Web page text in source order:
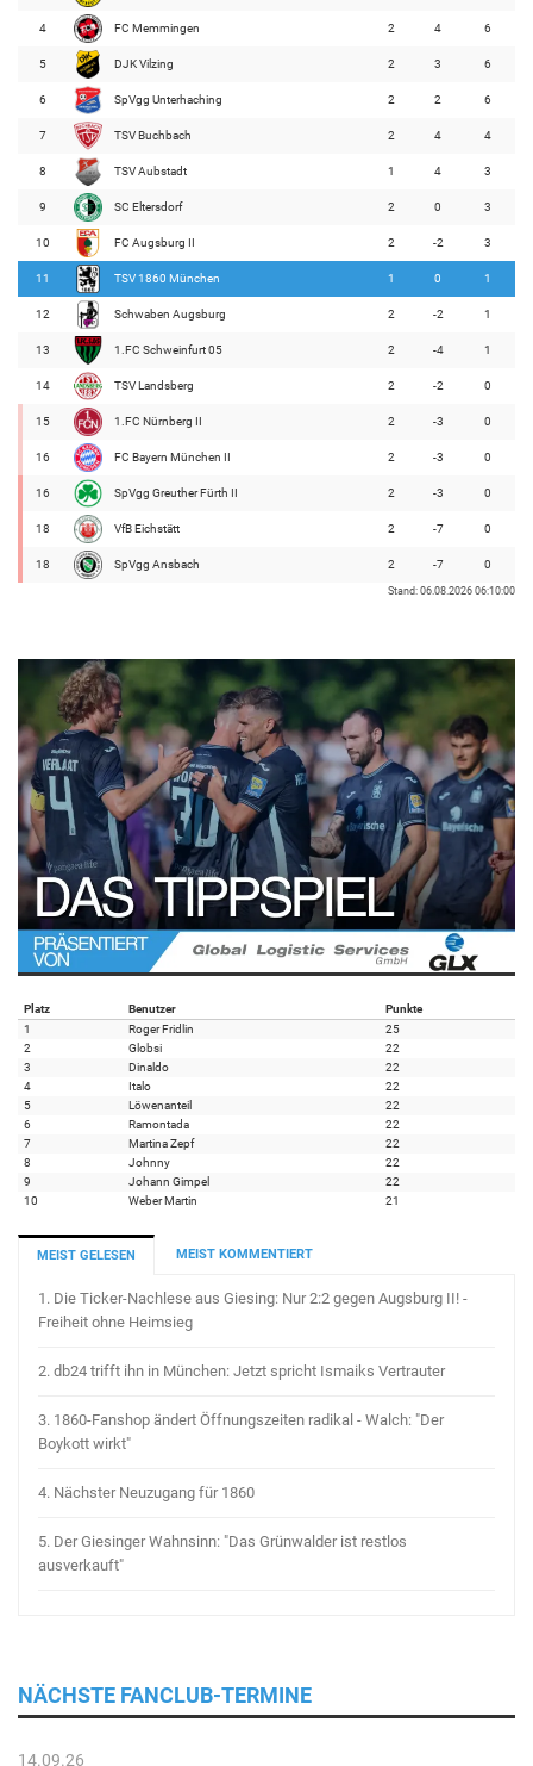
4 FC Memmingen 2 4 6
5 DJK Vilzing 2 3 6
6 SpVgg Unterhaching 2 2 6
7 TSV Buchbach 2 4 4
8 TSV Aubstadt 1 4 3
9 SC Eltersdorf 2 0 3
10 FC Augsburg II 2 -2 3
11 TSV 1860 München 1 0 1
12 Schwaben Augsburg 2 -2 1
13 1.FC Schweinfurt 05 2 -4 1
14 TSV Landsberg 2 -2 0
15 1.FC Nürnberg II 2 -3 0
16 FC Bayern München II 2 -3 0
16 SpVgg Greuther Fürth II 2 -3 0
18 VfB Eichstätt 2 -7 0
18 SpVgg Ansbach 2 -7 0
Stand: 06.08.2026 06:10:00
Platz Benutzer
Punkte
1
Roger Fridlin
25
2
Globsi
22
3
Dinaldo
22
4
Italo
22
5
Löwenanteil
22
6
Ramontada
22
7
Martina Zepf
22
8
Johnny
22
9
Johann Gimpel
22
10
Weber Martin 21
MEIST GELESEN MEIST KOMMENTIERT
1. Die Ticker-Nachlese aus Giesing: Nur 2:2 gegen Augsburg II! -
Freiheit ohne Heimsieg
2. db24 trifft ihn in München: Jetzt spricht Ismaiks Vertrauter
3. 1860-Fanshop ändert Öffnungszeiten radikal - Walch: "Der
Boykott wirkt"
4. Nächster Neuzugang für 1860
5. Der Giesinger Wahnsinn: "Das Grünwalder ist restlos
ausverkauft"
NÄCHSTE FANCLUB-TERMINE
14.09.26